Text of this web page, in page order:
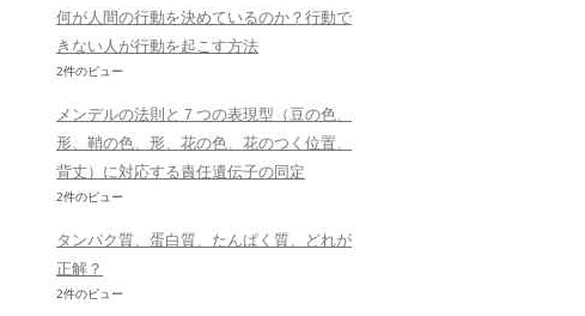
何が人間の行動を決めているのか？行動で
きない人が行動を起こす方法
2件のビュー
メンデルの法則と７つの表現型（豆の色、
形、鞘の色、形、花の色、花のつく位置、
背丈）に対応する責任遺伝子の同定
2件のビュー
タンパク質、蛋白質、たんぱく質、どれが
正解？
2件のビュー